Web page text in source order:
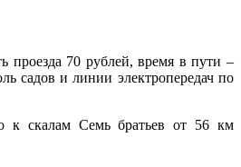
проезда 70 рублей, время в пути –
садов и линии электропередач по
к скалам Семь братьев от 56 км